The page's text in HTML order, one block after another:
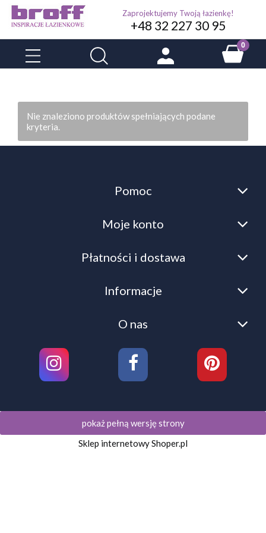
Zaprojektujemy Twoją łazienkę!
+48 32 227 30 95
Nie znaleziono produktów spełniających podane
kryteria.
Pomoc
Moje konto
Płatności i dostawa
Informacje
O nas
pokaż pełną wersję strony
Sklep internetowy Shoper.pl